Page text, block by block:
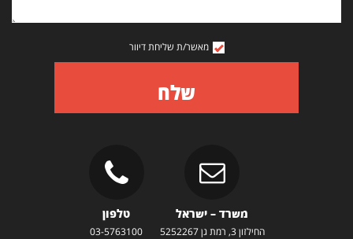
מאשר/ת שליחת דיוור
שלח
משרד – ישראל
החילזון 3, רמת גן 5252267
טלפון
03-5763100